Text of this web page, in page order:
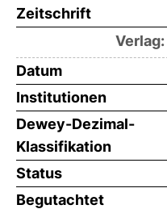
Zeitschrift
Verlag:
Datum
Institutionen
Dewey-Dezimal-
Klassifikation
Status
Begutachtet